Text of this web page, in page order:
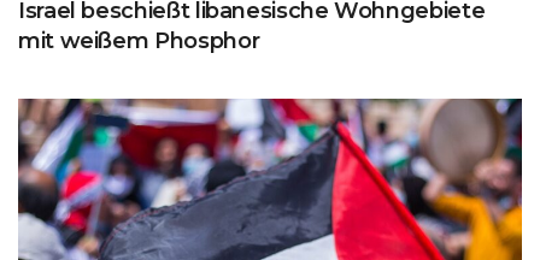
Israel beschießt libanesische Wohngebiete
mit weißem Phosphor